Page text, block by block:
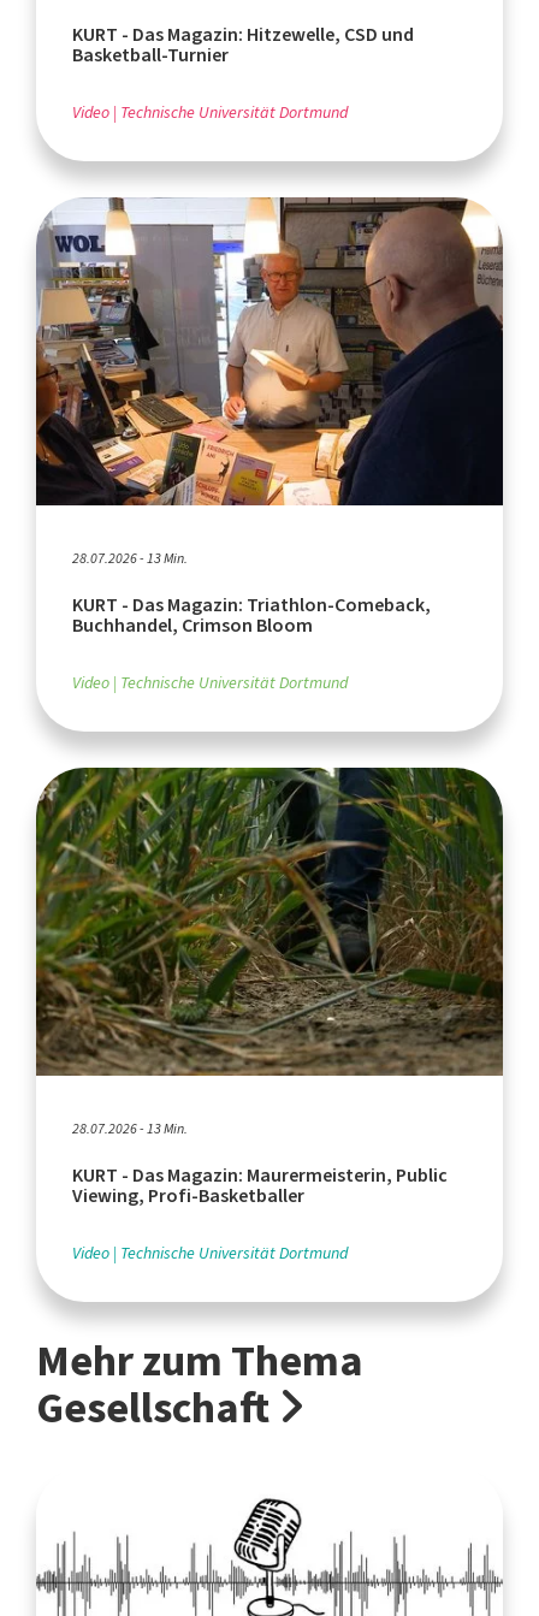
KURT - Das Magazin: Hitzewelle, CSD und
Basketball-Turnier
Video Technische Universität Dortmund
28.07.2026 - 13 Min.
KURT - Das Magazin: Triathlon-Comeback,
Buchhandel, Crimson Bloom
Video Technische Universität Dortmund
28.07.2026 - 13 Min.
KURT - Das Magazin: Maurermeisterin, Public
Viewing, Profi-Basketballer
Video Technische Universität Dortmund
Mehr zum Thema
Gesellschaft